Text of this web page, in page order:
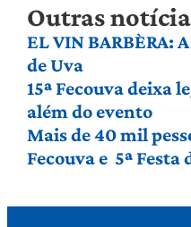
Outras
EL VIN BARBÈRA:
de Uva
15ª Fecouva deixa
além do evento
Mais de 40 mil
Fecouva e 5ª